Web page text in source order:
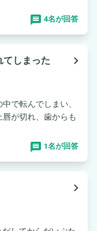
4名が回答
しまった
navigate_next
で転んでしまい、
が切れ、歯からも
1名が回答
navigate_next